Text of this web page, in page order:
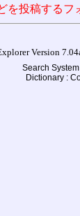
を投稿する
Version
Search
Dictionary :